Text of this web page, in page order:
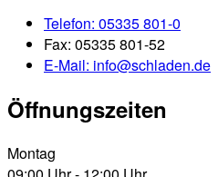
Telefon: 05335 801-0
Fax: 05335 801-52
E-Mail: info@schladen.de
Öffnungszeiten
Montag